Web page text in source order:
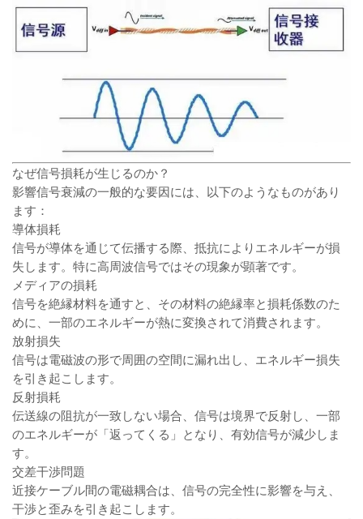
なぜ信号損耗が生じるのか？
影響信号衰減の一般的な要因には、以下のようなものがあり
ます：
導体損耗
信号が導体を通じて伝播する際、抵抗によりエネルギーが損
失します。特に高周波信号ではその現象が顕著です。
メディアの損耗
信号を絶縁材料を通すと、その材料の絶縁率と損耗係数のた
めに、一部のエネルギーが熱に変換されて消費されます。
放射損失
信号は電磁波の形で周囲の空間に漏れ出し、エネルギー損失
を引き起こします。
反射損耗
伝送線の阻抗が一致しない場合、信号は境界で反射し、一部
のエネルギーが「返ってくる」となり、有効信号が減少しま
す。
交差干渉問題
近接ケーブル間の電磁耦合は、信号の完全性に影響を与え、
干渉と歪みを引き起こします。